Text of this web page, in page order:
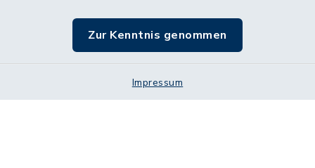
Zur Kenntnis genommen
Impressum
Impressum
Sitemap